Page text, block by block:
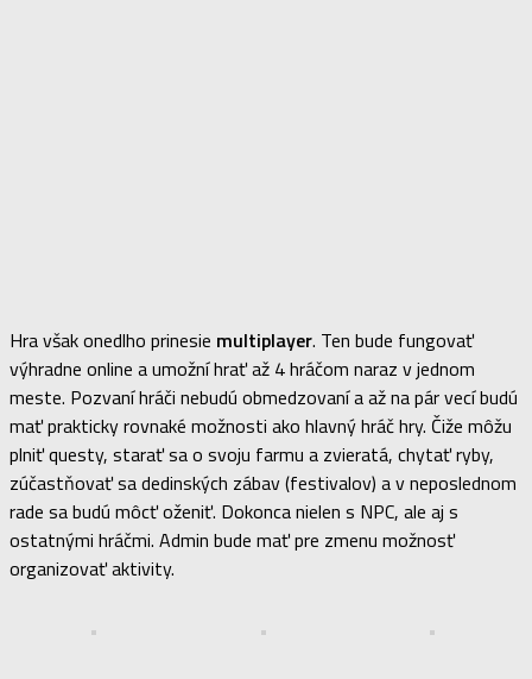
Hra však onedlho prinesie multiplayer. Ten bude fungovať
výhradne online a umožní hrať až 4 hráčom naraz v jednom
meste. Pozvaní hráči nebudú obmedzovaní a až na pár vecí budú
mať prakticky rovnaké možnosti ako hlavný hráč hry. Čiže môžu
plniť questy, starať sa o svoju farmu a zvieratá, chytať ryby,
zúčastňovať sa dedinských zábav (festivalov) a v neposlednom
rade sa budú môcť oženiť. Dokonca nielen s NPC, ale aj s
ostatnými hráčmi. Admin bude mať pre zmenu možnosť
organizovať aktivity.